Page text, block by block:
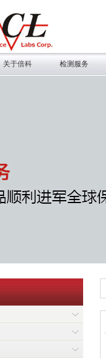
关于倍科 检测服务